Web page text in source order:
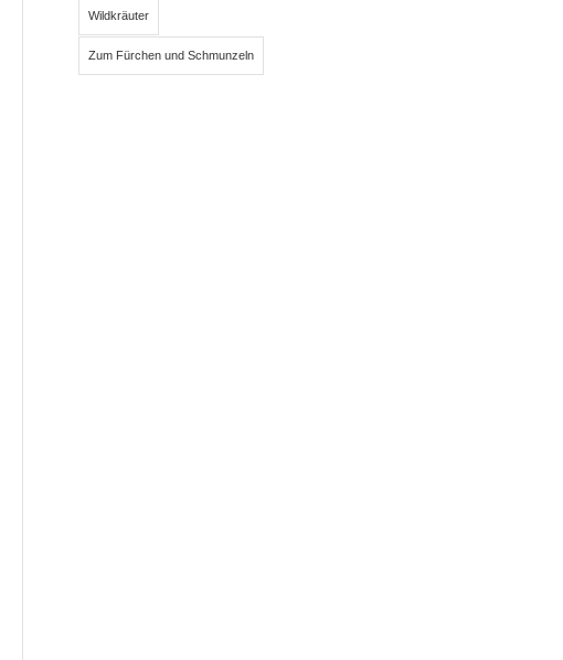
Wildkräuter
Zum Fürchen und Schmunzeln